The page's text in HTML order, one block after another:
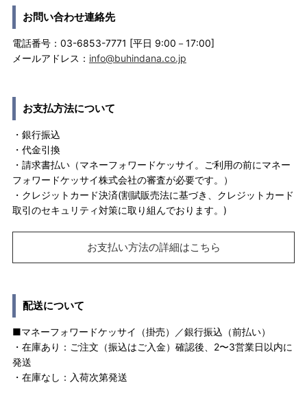
お問い合わせ連絡先
電話番号：03-6853-7771 [平日 9:00－17:00]
メールアドレス： info@buhindana.co.jp
お支払方法について
・銀行振込
・代金引換
・請求書払い（マネーフォワードケッサイ。ご利用の前にマネー
フォワードケッサイ株式会社の審査が必要です。）
・クレジットカード決済(割賦販売法に基づき、クレジットカード
取引のセキュリティ対策に取り組んでおります。)
お支払い方法の詳細はこちら
配送について
■マネーフォワードケッサイ（掛売）／銀行振込（前払い）
・在庫あり：ご注文（振込はご入金）確認後、2〜3営業日以内に
発送
・在庫なし：入荷次第発送